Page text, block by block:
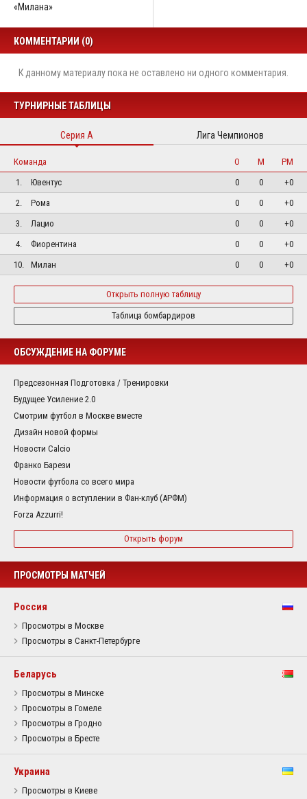
«Милана»
КОММЕНТАРИИ (0)
К данному материалу пока не оставлено ни одного комментария.
ТУРНИРНЫЕ ТАБЛИЦЫ
Серия А Лига Чемпионов
Команда О М
РМ
1.
Ювентус 0 0
+0
2.
Рома 0 0
+0
3.
Лацио 0 0
+0
4.
Фиорентина 0 0
+0
10.
Милан 0 0 +0
Открыть полную таблицу
Таблица бомбардиров
ОБСУЖДЕНИЕ НА ФОРУМЕ
Предсезонная Подготовка / Тренировки
Будущее Усиление 2.0
Смотрим футбол в Москве вместе
Дизайн новой формы
Новости Calcio
Франко Барези
Новости футбола со всего мира
Информация о вступлении в Фан-клуб (АРФМ)
Forza Azzurri!
Открыть форум
ПРОСМОТРЫ МАТЧЕЙ
Россия
Просмотры в Москве
Просмотры в Санкт-Петербурге
Беларусь
Просмотры в Минске
Просмотры в Гомеле
Просмотры в Гродно
Просмотры в Бресте
Украина
Просмотры в Киеве